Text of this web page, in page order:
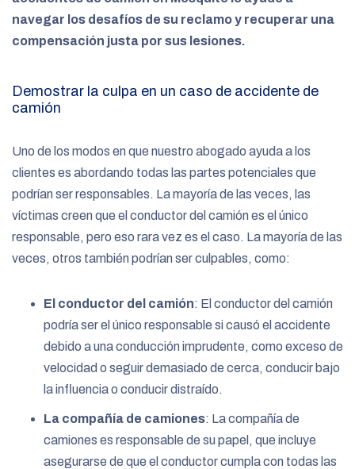
navegar los desafíos de su reclamo y recuperar una
compensación justa por sus lesiones.
Demostrar la culpa en un caso de accidente de
camión
Uno de los modos en que nuestro abogado ayuda a los
clientes es abordando todas las partes potenciales que
podrían ser responsables. La mayoría de las veces, las
víctimas creen que el conductor del camión es el único
responsable, pero eso rara vez es el caso. La mayoría de las
veces, otros también podrían ser culpables, como:
El conductor del camión: El conductor del camión
podría ser el único responsable si causó el accidente
debido a una conducción imprudente, como exceso de
velocidad o seguir demasiado de cerca, conducir bajo
la influencia o conducir distraído.
La compañía de camiones: La compañía de
camiones es responsable de su papel, que incluye
asegurarse de que el conductor cumpla con todas las